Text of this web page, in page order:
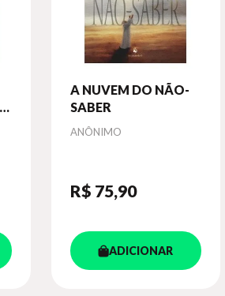
A NUVEM DO NÃO-
SABER
Autor
ANÔNIMO
R$ 75,90
ADICIONAR